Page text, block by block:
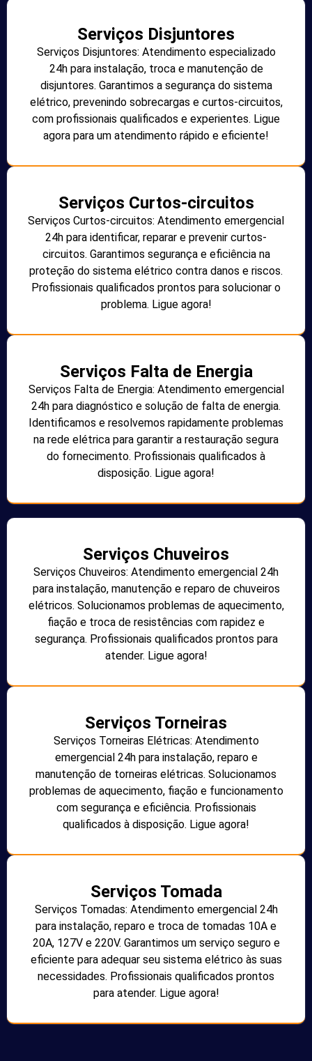
Serviços Disjuntores
Serviços Disjuntores: Atendimento especializado
24h para instalação, troca e manutenção de
disjuntores. Garantimos a segurança do sistema
elétrico, prevenindo sobrecargas e curtos-circuitos,
com profissionais qualificados e experientes. Ligue
agora para um atendimento rápido e eficiente!
Serviços Curtos-circuitos
Serviços Curtos-circuitos: Atendimento emergencial
24h para identificar, reparar e prevenir curtos-
circuitos. Garantimos segurança e eficiência na
proteção do sistema elétrico contra danos e riscos.
Profissionais qualificados prontos para solucionar o
problema. Ligue agora!
Serviços Falta de Energia
Serviços Falta de Energia: Atendimento emergencial
24h para diagnóstico e solução de falta de energia.
Identificamos e resolvemos rapidamente problemas
na rede elétrica para garantir a restauração segura
do fornecimento. Profissionais qualificados à
disposição. Ligue agora!
Serviços Chuveiros
Serviços Chuveiros: Atendimento emergencial 24h
para instalação, manutenção e reparo de chuveiros
elétricos. Solucionamos problemas de aquecimento,
fiação e troca de resistências com rapidez e
segurança. Profissionais qualificados prontos para
atender. Ligue agora!
Serviços Torneiras
Serviços Torneiras Elétricas: Atendimento
emergencial 24h para instalação, reparo e
manutenção de torneiras elétricas. Solucionamos
problemas de aquecimento, fiação e funcionamento
com segurança e eficiência. Profissionais
qualificados à disposição. Ligue agora!
Serviços Tomada
Serviços Tomadas: Atendimento emergencial 24h
para instalação, reparo e troca de tomadas 10A e
20A, 127V e 220V. Garantimos um serviço seguro e
eficiente para adequar seu sistema elétrico às suas
necessidades. Profissionais qualificados prontos
para atender. Ligue agora!